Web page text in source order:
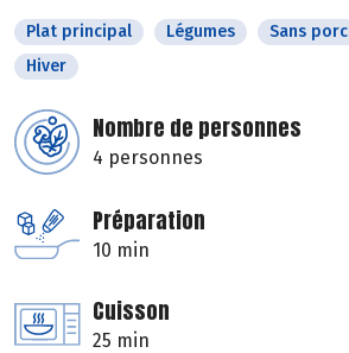
Plat principal Légumes Sans porc
Hiver
Nombre de personnes
4 personnes
Préparation
10 min
Cuisson
25 min